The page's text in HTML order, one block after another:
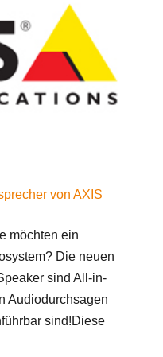
von AXIS
möchten ein
Die neuen
sind All-in-
Audiodurchsagen
sind!Diese